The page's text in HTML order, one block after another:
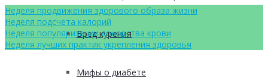
Вред курения
Мифы о диабете
Неделя продвижения здорового образа жизни
Неделя подсчета калорий
Неделя популяризации донорства крови
Неделя лучших практик укрепления здоровья